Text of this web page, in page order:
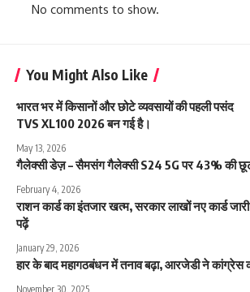
No comments to show.
You Might Also Like
भारत भर में किसानों और छोटे व्यवसायों की पहली पसंद
TVS XL100 2026 बन गई है।
May 13, 2026
गैलेक्सी डेज़ – सैमसंग गैलेक्सी S24 5G पर 43% की
February 4, 2026
राशन कार्ड का इंतजार खत्म, सरकार लाखों नए कार्ड
पढ़ें
January 29, 2026
हार के बाद महागठबंधन में तनाव बढ़ा, आरजेडी ने कांग्रेस
November 30, 2025